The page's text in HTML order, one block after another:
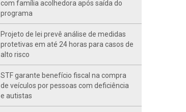
com família acolhedora após saída do
programa
Projeto de lei prevê análise de medidas
protetivas em até 24 horas para casos de
alto risco
STF garante benefício fiscal na compra
de veículos por pessoas com deficiência
e autistas